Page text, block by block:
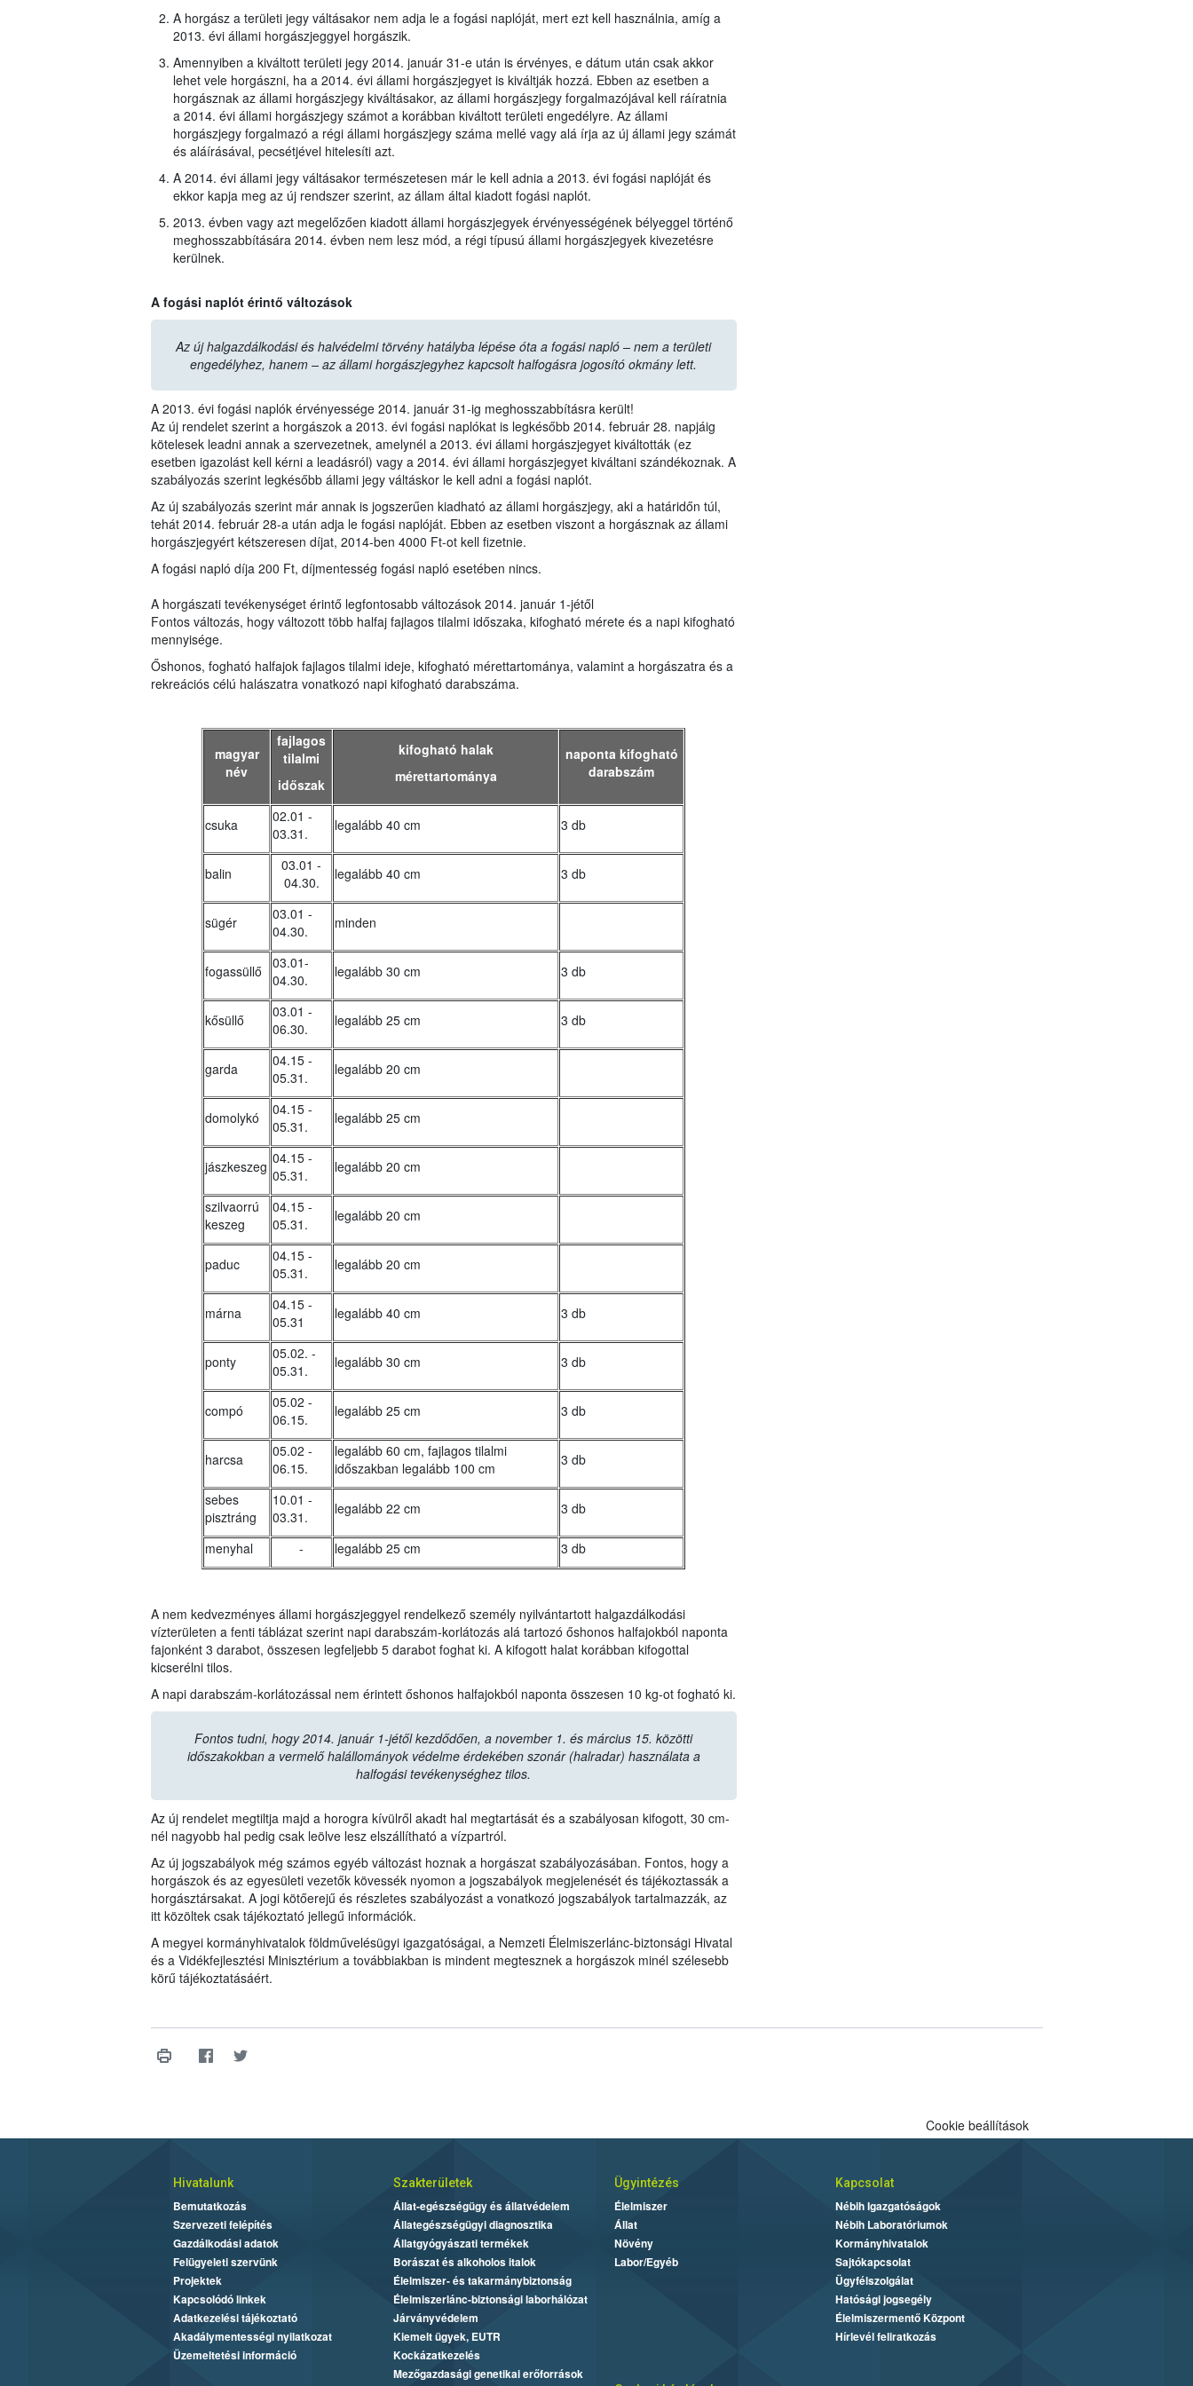
A horgász a területi jegy váltásakor nem adja le a fogási naplóját, mert ezt kell használnia, amíg a
2013. évi állami horgászjeggyel horgászik.
Amennyiben a kiváltott területi jegy 2014. január 31-e után is érvényes, e dátum után csak akkor
lehet vele horgászni, ha a 2014. évi állami horgászjegyet is kiváltják hozzá. Ebben az esetben a
horgásznak az állami horgászjegy kiváltásakor, az állami horgászjegy forgalmazójával kell ráíratnia
a 2014. évi állami horgászjegy számot a korábban kiváltott területi engedélyre. Az állami
horgászjegy forgalmazó a régi állami horgászjegy száma mellé vagy alá írja az új állami jegy számát
és aláírásával, pecsétjével hitelesíti azt.
A 2014. évi állami jegy váltásakor természetesen már le kell adnia a 2013. évi fogási naplóját és
ekkor kapja meg az új rendszer szerint, az állam által kiadott fogási naplót.
2013. évben vagy azt megelőzően kiadott állami horgászjegyek érvényességének bélyeggel történő
meghosszabbítására 2014. évben nem lesz mód, a régi típusú állami horgászjegyek kivezetésre
kerülnek.
A fogási naplót érintő változások
Az új halgazdálkodási és halvédelmi törvény hatályba lépése óta a fogási napló – nem a területi
engedélyhez, hanem – az állami horgászjegyhez kapcsolt halfogásra jogosító okmány lett.
A 2013. évi fogási naplók érvényessége 2014. január 31-ig meghosszabbításra került!
Az új rendelet szerint a horgászok a 2013. évi fogási naplókat is legkésőbb 2014. február 28. napjáig
kötelesek leadni annak a szervezetnek, amelynél a 2013. évi állami horgászjegyet kiváltották (ez
esetben igazolást kell kérni a leadásról) vagy a 2014. évi állami horgászjegyet kiváltani szándékoznak. A
szabályozás szerint legkésőbb állami jegy váltáskor le kell adni a fogási naplót.
Az új szabályozás szerint már annak is jogszerűen kiadható az állami horgászjegy, aki a határidőn túl,
tehát 2014. február 28-a után adja le fogási naplóját. Ebben az esetben viszont a horgásznak az állami
horgászjegyért kétszeresen díjat, 2014-ben 4000 Ft-ot kell fizetnie.
A fogási napló díja 200 Ft, díjmentesség fogási napló esetében nincs.
A horgászati tevékenységet érintő legfontosabb változások 2014. január 1-jétől
Fontos változás, hogy változott több halfaj fajlagos tilalmi időszaka, kifogható mérete és a napi kifogható
mennyisége.
Őshonos, fogható halfajok fajlagos tilalmi ideje, kifogható mérettartománya, valamint a horgászatra és a
rekreációs célú halászatra vonatkozó napi kifogható darabszáma.
magyar
név
fajlagos
tilalmi
időszak
kifogható halak
mérettartománya
naponta kifogható
darabszám
csuka
02.01 -
03.31.
legalább 40 cm 3 db
balin
03.01 -
04.30.
legalább 40 cm 3 db
sügér
03.01 -
04.30.
minden
fogassüllő
03.01-
04.30.
legalább 30 cm 3 db
kősüllő
03.01 -
06.30.
legalább 25 cm 3 db
garda
04.15 -
05.31.
legalább 20 cm
domolykó
04.15 -
05.31.
legalább 25 cm
jászkeszeg 04.15 -
05.31.
legalább 20 cm
szilvaorrú
keszeg
04.15 -
05.31.
legalább 20 cm
paduc
04.15 -
05.31.
legalább 20 cm
márna
04.15 -
05.31
legalább 40 cm 3 db
ponty
05.02. -
05.31.
legalább 30 cm 3 db
compó
05.02 -
06.15.
legalább 25 cm 3 db
harcsa
05.02 -
06.15.
legalább 60 cm, fajlagos tilalmi
időszakban legalább 100 cm
3 db
sebes
pisztráng
10.01 -
03.31.
legalább 22 cm 3 db
menyhal - legalább 25 cm 3 db
A nem kedvezményes állami horgászjeggyel rendelkező személy nyilvántartott halgazdálkodási
vízterületen a fenti táblázat szerint napi darabszám-korlátozás alá tartozó őshonos halfajokból naponta
fajonként 3 darabot, összesen legfeljebb 5 darabot foghat ki. A kifogott halat korábban kifogottal
kicserélni tilos.
A napi darabszám-korlátozással nem érintett őshonos halfajokból naponta összesen 10 kg-ot fogható ki.
Fontos tudni, hogy 2014. január 1-jétől kezdődően, a november 1. és március 15. közötti
időszakokban a vermelő halállományok védelme érdekében szonár (halradar) használata a
halfogási tevékenységhez tilos.
Az új rendelet megtiltja majd a horogra kívülről akadt hal megtartását és a szabályosan kifogott, 30 cm-
nél nagyobb hal pedig csak leölve lesz elszállítható a vízpartról.
Az új jogszabályok még számos egyéb változást hoznak a horgászat szabályozásában. Fontos, hogy a
horgászok és az egyesületi vezetők kövessék nyomon a jogszabályok megjelenését és tájékoztassák a
horgásztársakat. A jogi kötőerejű és részletes szabályozást a vonatkozó jogszabályok tartalmazzák, az
itt közöltek csak tájékoztató jellegű információk.
A megyei kormányhivatalok földművelésügyi igazgatóságai, a Nemzeti Élelmiszerlánc-biztonsági Hivatal
és a Vidékfejlesztési Minisztérium a továbbiakban is mindent megtesznek a horgászok minél szélesebb
körű tájékoztatásáért.
Cookie beállítások
Hivatalunk
Bemutatkozás
Szervezeti felépítés
Gazdálkodási adatok
Felügyeleti szervünk
Projektek
Kapcsolódó linkek
Adatkezelési tájékoztató
Akadálymentességi nyilatkozat
Üzemeltetési információ
Szakterületek
Állat-egészségügy és állatvédelem
Állategészségügyi diagnosztika
Állatgyógyászati termékek
Borászat és alkoholos italok
Élelmiszer- és takarmánybiztonság
Élelmiszerlánc-biztonsági laborhálózat
Járványvédelem
Kiemelt ügyek, EUTR
Kockázatkezelés
Mezőgazdasági genetikai erőforrások
Ügyintézés
Élelmiszer
Állat
Növény
Labor/Egyéb
Kapcsolat
Nébih Igazgatóságok
Nébih Laboratóriumok
Kormányhivatalok
Sajtókapcsolat
Ügyfélszolgálat
Hatósági jogsegély
Élelmiszermentő Központ
Hírlevél feliratkozás